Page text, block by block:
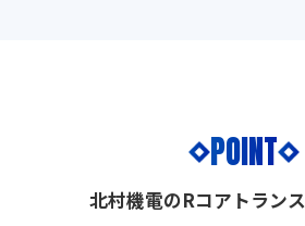
POINT
北村機電のRコアトラン